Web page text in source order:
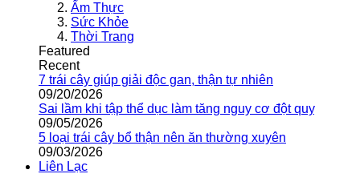
Ẩm Thực
Sức Khỏe
Thời Trang
Featured
Recent
7 trái cây giúp giải độc gan, thận tự nhiên
09/20/2026
Sai lầm khi tập thể dục làm tăng nguy cơ đột quỵ
09/05/2026
5 loại trái cây bổ thận nên ăn thường xuyên
09/03/2026
Liên Lạc